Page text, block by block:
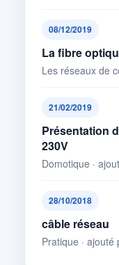
08/12/2019
La fibre
Les réseaux de
21/02/2019
Présentation
230V
Domotique ·
28/10/2018
câble réseau
Pratique · ajouté